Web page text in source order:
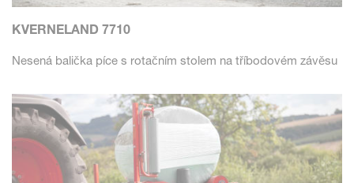
KVERNELAND 7710
Nesená balička píce s rotačním stolem na tříbodovém závěsu